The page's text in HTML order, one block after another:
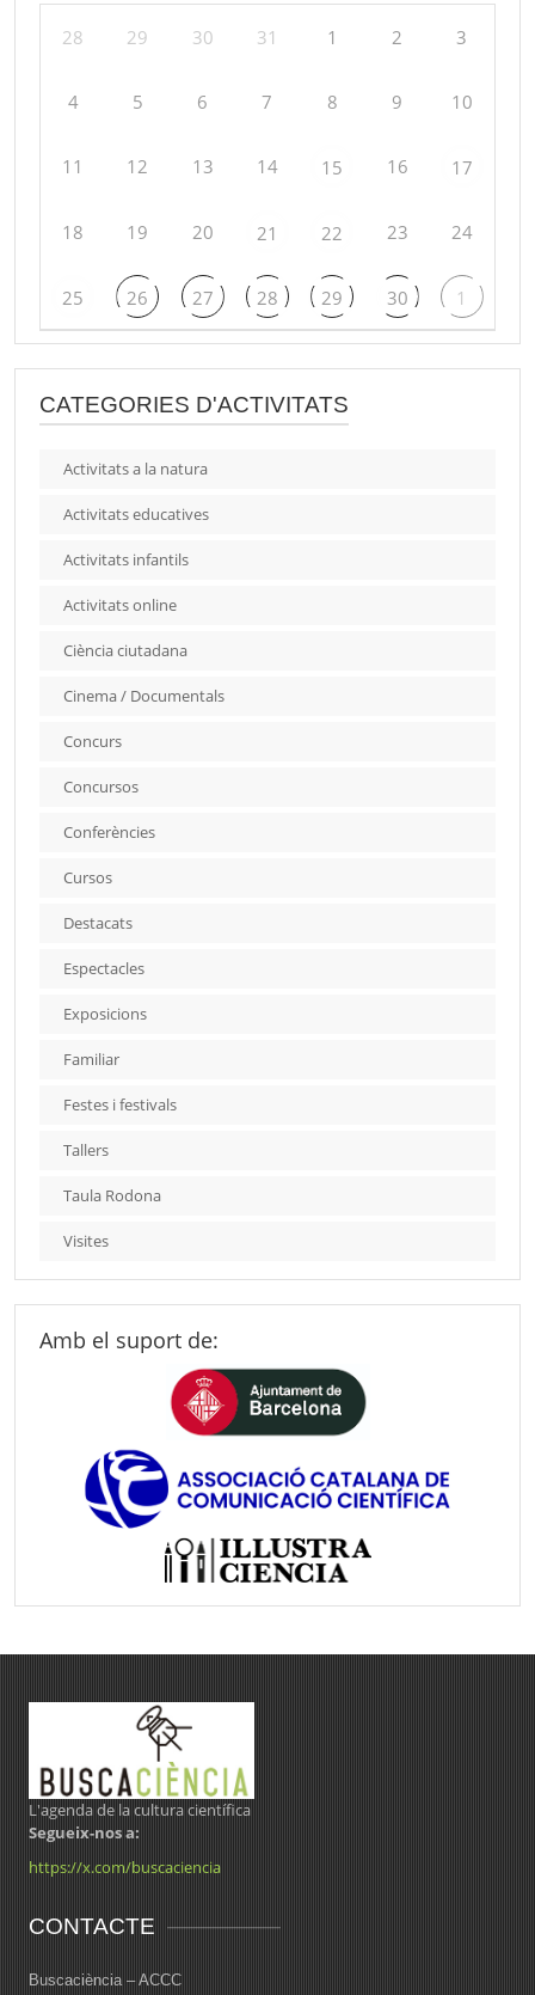
28 29 30 31 1 2 3
4 5 6 7 8 9 10
11 12 13 14 15 16 17
18 19 20 21 22 23 24
25 26 27 28 29 30 1
CATEGORIES D'ACTIVITATS
Activitats a la natura
Activitats educatives
Activitats infantils
Activitats online
Ciència ciutadana
Cinema / Documentals
Concurs
Concursos
Conferències
Cursos
Destacats
Espectacles
Exposicions
Familiar
Festes i festivals
Tallers
Taula Rodona
Visites
Amb el suport de:
L'agenda de la cultura científica
Segueix-nos a:
https://x.com/buscaciencia
CONTACTE
Buscaciència – ACCC